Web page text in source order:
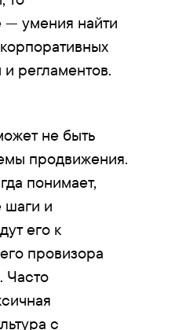
— умения найти
регламентов.
не быть
продвижения.
понимает,
шаги и
его к
провизора
Часто
с